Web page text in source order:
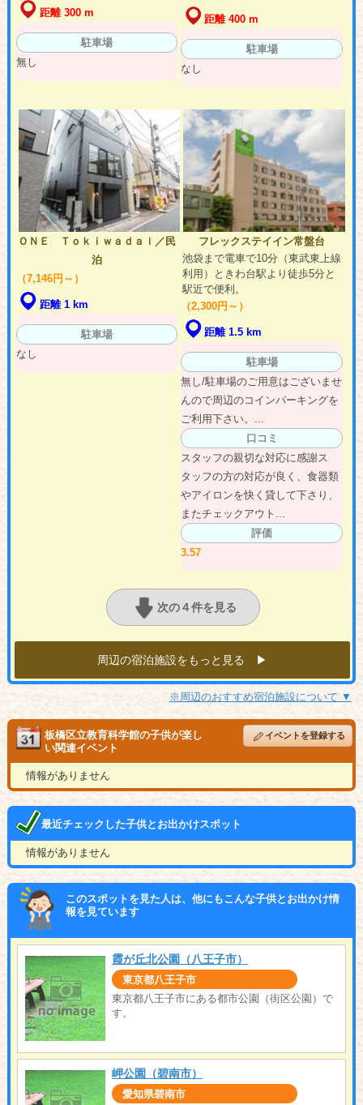
距離 300 m
駐車場
無し
距離 400 m
駐車場
なし
ＯＮＥ Ｔｏｋｉｗａｄａｉ／民
泊
（7,146円～）
距離 1 km
駐車場
なし
フレックステイイン常盤台
池袋まで電車で10分（東武東上線
利用）ときわ台駅より徒歩5分と
駅近で便利。
（2,300円～）
距離 1.5 km
駐車場
無し/駐車場のご用意はございませ
んので周辺のコインパーキングを
ご利用下さい。...
口コミ
スタッフの親切な対応に感謝ス
タッフの方の対応が良く、食器類
やアイロンを快く貸して下さり、
またチェックアウト...
評価
3.57
次の４件を見る
周辺の宿泊施設をもっと見る ▶︎
※周辺のおすすめ宿泊施設について ▼
板橋区立教育科学館の子供が楽し
い関連イベント
イベントを登録する
情報がありません
最近チェックした子供とお出かけスポット
情報がありません
このスポットを見た人は、他にもこんな子供とお出かけ情
報を見ています
霞が丘北公園（八王子市）
東京都八王子市
東京都八王子市にある都市公園（街区公園）で
す。
岬公園（碧南市）
愛知県碧南市